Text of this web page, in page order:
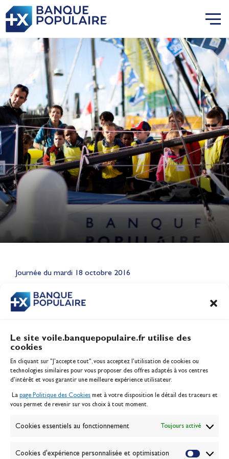
Le site voile.banquepopulaire.fr utilise des
cookies
En cliquant sur "J'accepte tout", vous acceptez l’utilisation de cookies ou
technologies similaires pour vous proposer des offres adaptés à vos centres
d’intérêt et vous garantir une meilleure expérience utilisateur.
La page Politique des Cookies met à votre disposition le détail des traceurs et
vous permet de revenir sur vos choix à tout moment.
Cookies essentiels au fonctionnement Toujours activé
Cookies d'expérience personnalisée et optimisation
Journée du mardi 18 octobre 2016
CONTENU
Lauriane Nolot en or à Long
Jeux Olympiques 2028
Inscription serveur média
Contact
Politique des cookies
Banque de la voile
Passion Voile TV